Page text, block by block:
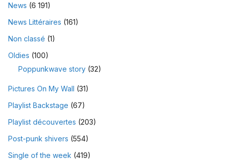
News (6 191)
News Littéraires (161)
Non classé (1)
Oldies (100)
Poppunkwave story (32)
Pictures On My Wall (31)
Playlist Backstage (67)
Playlist découvertes (203)
Post-punk shivers (554)
Single of the week (419)